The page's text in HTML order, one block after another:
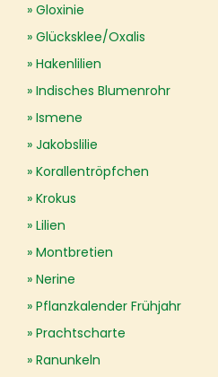
Gloxinie
Glücksklee/Oxalis
Hakenlilien
Indisches Blumenrohr
Ismene
Jakobslilie
Korallentröpfchen
Krokus
Lilien
Montbretien
Nerine
Pflanzkalender Frühjahr
Prachtscharte
Ranunkeln